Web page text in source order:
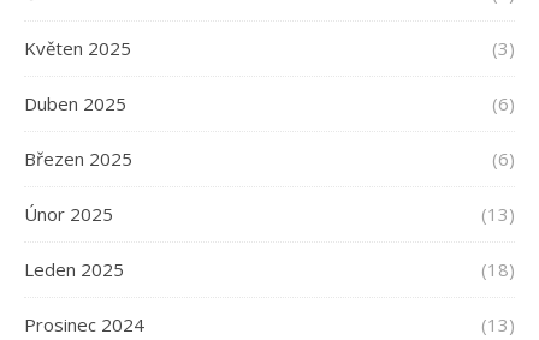
Květen 2025 (3)
Duben 2025 (6)
Březen 2025 (6)
Únor 2025 (13)
Leden 2025 (18)
Prosinec 2024 (13)